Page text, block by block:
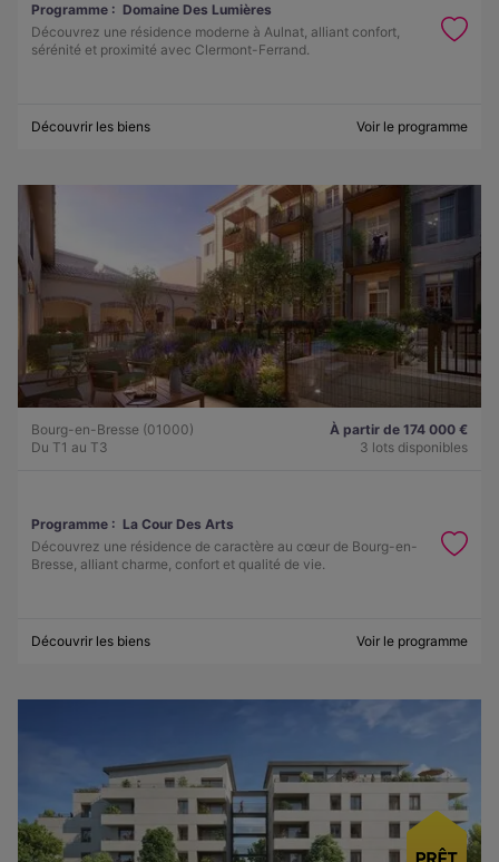
Programme : Domaine Des Lumières
Découvrez une résidence moderne à Aulnat, alliant confort,
sérénité et proximité avec Clermont-Ferrand.
Découvrir les biens Voir le programme
Bourg-en-Bresse (01000)
Du T1 au T3
À partir de 174 000 €
3 lots disponibles
Programme : La Cour Des Arts
Découvrez une résidence de caractère au cœur de Bourg-en-
Bresse, alliant charme, confort et qualité de vie.
Découvrir les biens Voir le programme